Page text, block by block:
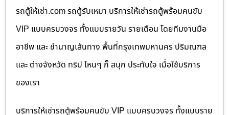
รถตู้ให้เช่า.com รถตู้รับเหมา บริการให้เช่ารถตู้พร้อมคนขับ
VIP แบบครบวงจร ทั้งแบบรายวัน รายเดือน โดยทีมงานมือ
อาชีพ และ ชำนาญเส้นทาง พื้นที่กรุงเทพมหานคร ปริมณฑล
และ ต่างจังหวัด ทริป ไหนๆ ก็ สนุก ประทับใจ เมื่อใช้บริการ
ของเรา
บริการให้เช่ารถตู้พร้อมคนขับ VIP แบบครบวงจร ทั้งแบบราย